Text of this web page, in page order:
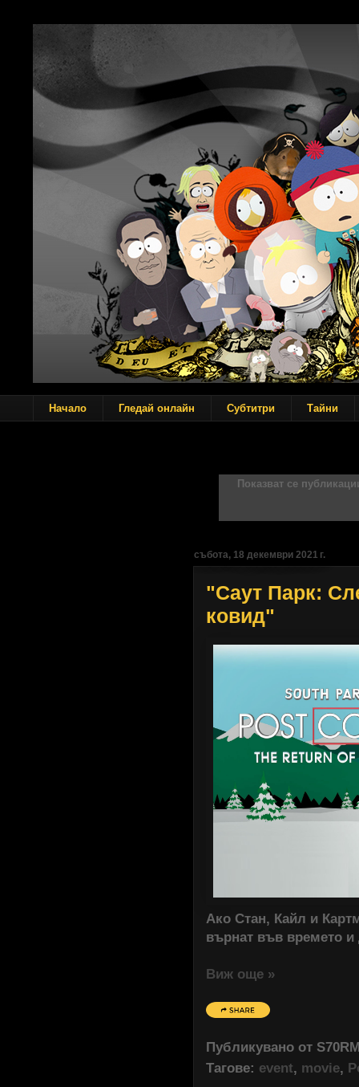
Начало Гледай онлайн Субтитри Тайни
Показват се
събота, 18 декември 2021 г.
"Саут Парк:
ковид"
Ако Стан, Кайл и
върнат във времето и
Виж още »
Публикувано от
Тагове: event, movie,